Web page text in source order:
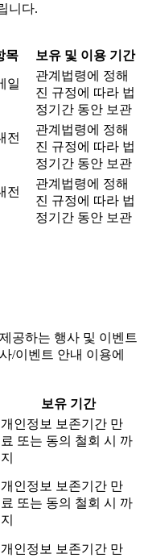
니다.
목 보유 및 이용 기간
일
관계법령에 정해
진 규정에 따라 법
정기간 동안 보관
전
관계법령에 정해
진 규정에 따라 법
정기간 동안 보관
전
관계법령에 정해
진 규정에 따라 법
정기간 동안 보관
공하는 행사 및 이벤트
/이벤트 안내 이용에
보유 기간
개인정보 보존기간 만
료 또는 동의 철회 시 까
지
개인정보 보존기간 만
료 또는 동의 철회 시 까
지
개인정보 보존기간 만